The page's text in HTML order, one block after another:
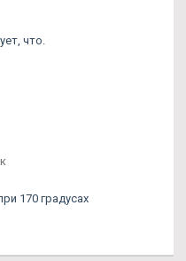
что.
170 градусах